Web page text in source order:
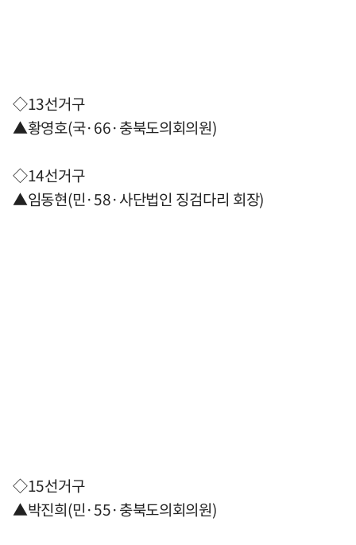
◇13선거구
▲황영호(국·66·충북도의회의원)
◇14선거구
▲임동현(민·58·사단법인 징검다리 회장)
◇15선거구
▲박진희(민·55·충북도의회의원)